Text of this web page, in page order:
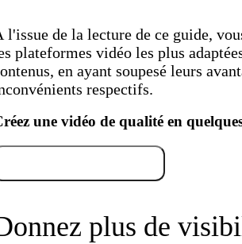
l'issue de la lecture de ce guide,
plateformes vidéo les plus
en ayant soupesé leurs
respectifs.
une vidéo de qualité en
plus de